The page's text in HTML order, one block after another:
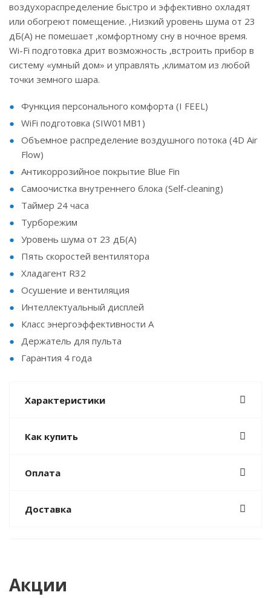
воздухораспределение быстро и эффективно охладят
или обогреют помещение. ,Низкий уровень шума от 23
дБ(А) не помешает ,комфортному сну в ночное время.
Wi-Fi подготовка дрит возможность ,встроить прибор в
систему «умный дом» и управлять ,климатом из любой
точки земного шара.
Функция персонального комфорта (I FEEL)
WiFi подготовка (SIW01MB1)
Объемное распределение воздушного потока (4D Air
Flow)
Антикоррозийное покрытие Blue Fin
Самоочистка внутреннего блока (Self-cleaning)
Таймер 24 часа
Турборежим
Уровень шума от 23 дБ(А)
Пять скоростей вентилятора
Хладагент R32
Осушение и вентиляция
Интеллектуальный дисплей
Класс энергоэффективности A
Держатель для пульта
Гарантия 4 года
Характеристики
Как купить
Оплата
Доставка
Акции